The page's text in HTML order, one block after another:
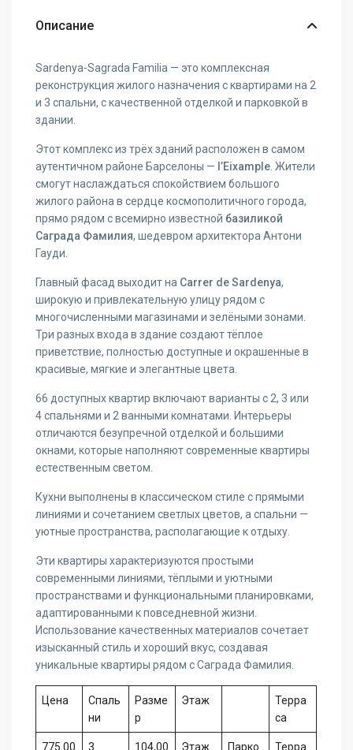
Описание
Sardenya-Sagrada Familia — это комплексная
реконструкция жилого назначения с квартирами на 2
и 3 спальни, с качественной отделкой и парковкой в
здании.
Этот комплекс из трёх зданий расположен в самом
аутентичном районе Барселоны — l’Eixample. Жители
смогут наслаждаться спокойствием большого
жилого района в сердце космополитичного города,
прямо рядом с всемирно известной базиликой
Саграда Фамилия, шедевром архитектора Антони
Гауди.
Главный фасад выходит на Carrer de Sardenya,
широкую и привлекательную улицу рядом с
многочисленными магазинами и зелёными зонами.
Три разных входа в здание создают тёплое
приветствие, полностью доступные и окрашенные в
красивые, мягкие и элегантные цвета.
66 доступных квартир включают варианты с 2, 3 или
4 спальнями и 2 ванными комнатами. Интерьеры
отличаются безупречной отделкой и большими
окнами, которые наполняют современные квартиры
естественным светом.
Кухни выполнены в классическом стиле с прямыми
линиями и сочетанием светлых цветов, а спальни —
уютные пространства, располагающие к отдыху.
Эти квартиры характеризуются простыми
современными линиями, тёплыми и уютными
пространствами и функциональными планировками,
адаптированными к повседневной жизни.
Использование качественных материалов сочетает
изысканный стиль и хороший вкус, создавая
уникальные квартиры рядом с Саграда Фамилия.
Цена
Спаль
ни
Разме
р
Этаж
Терра
са
775.00
3 104,00
Этаж
Парко
Терра